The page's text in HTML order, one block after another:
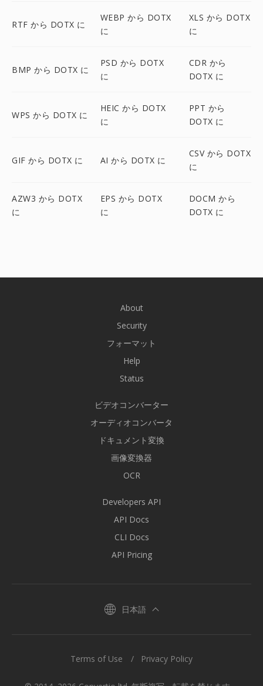
RTF から DOTX に
WEBP から DOTX
に
XLS から DOTX
に
BMP から DOTX に
PSD から DOTX
に
CDR から
DOTX に
WPS から DOTX に
HEIC から DOTX
に
PPT から
DOTX に
GIF から DOTX に AI から DOTX に
CSV から DOTX
に
AZW3 から DOTX
に
EPS から DOTX
に
DOCM から
DOTX に
About
Security
フォーマット
Help
Status
ビデオコンバーター
オーディオコンバータ
ドキュメント変換
画像変換器
OCR
Developers API
API Docs
CLI Docs
API Pricing
日本語
Terms of Use Privacy Policy